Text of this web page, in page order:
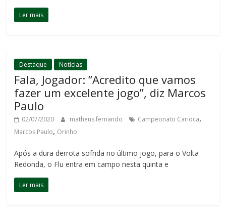
Ler mais
Destaque Notícias
Fala, Jogador: “Acredito que vamos
fazer um excelente jogo”, diz Marcos
Paulo
02/07/2020 matheus.fernando Campeonato Carioca,
Marcos Paulo, Orinho
Após a dura derrota sofrida no último jogo, para o Volta
Redonda, o Flu entra em campo nesta quinta e
Ler mais